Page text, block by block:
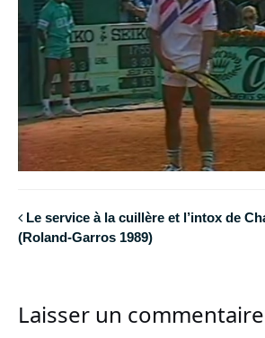
Le service à la cuillère et l’intox de
(Roland-Garros 1989)
Laisser un commentaire